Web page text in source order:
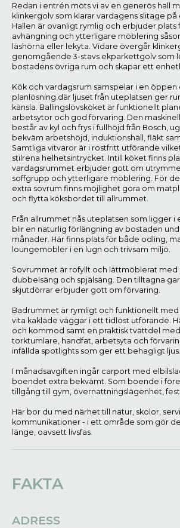
Redan i entrén möts vi av en generös hall
klinkergolv som klarar vardagens slitage på
Hallen är ovanligt rymlig och erbjuder plats
avhängning och ytterligare möblering
läshörna eller lekyta. Vidare övergår
genomgående 3-stavs ekparkettgolv som
bostadens övriga rum och skapar ett
Kök och vardagsrum samspelar i en öppen
planlösning där ljuset från uteplatsen ger
känsla. Ballingslövsköket är funktionellt
arbetsytor och god förvaring. Den
består av kyl och frys i fullhöjd från Bosch,
bekväm arbetshöjd, induktionshäll, fläkt
Samtliga vitvaror är i rostfritt utförande
stilrena helhetsintrycket. Intill köket finns
vardagsrummet erbjuder gott om
soffgrupp och ytterligare möblering. För
extra sovrum finns möjlighet göra om
och flytta köksbordet till allrummet.
Från allrummet nås uteplatsen som ligger i
blir en naturlig förlängning av bostaden
månader. Här finns plats för både odling,
loungemöbler i en lugn och trivsam miljö.
Sovrummet är rofyllt och lättmöblerat med
dubbelsäng och spjälsäng. Den tilltagna
skjutdörrar erbjuder gott om förvaring.
Badrummet är rymligt och funktionellt med
vita kaklade väggar i ett tidlöst utförande.
och kommod samt en praktisk tvättdel
torktumlare, handfat, arbetsyta och
infällda spotlights som ger ett behagligt ljus.
I månadsavgiften ingår carport med
boendet extra bekvämt. Som boende i
tillgång till gym, övernattningslägenhet,
Här bor du med närhet till natur, skolor,
kommunikationer - i ett område som gör
länge, oavsett livsfas.
FAKTA
ADRESS